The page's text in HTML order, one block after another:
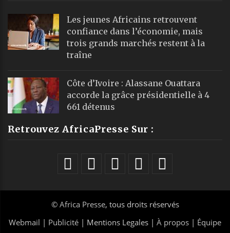
Les jeunes Africains retrouvent
confiance dans l’économie, mais
trois grands marchés restent à la
traîne
Côte d’Ivoire : Alassane Ouattara
accorde la grâce présidentielle à 4
661 détenus
Retrouvez AfricaPresse Sur :
© Africa Presse, tous droits réservés
Webmail | Publicité | Mentions Legales | À propos | Équipe